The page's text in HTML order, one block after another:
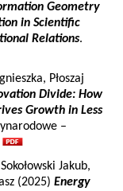
Geometry
in Scientific
Relations.
Płoszaj
Divide: How
Growth in Less
–
Jakub,
(2025) Energy